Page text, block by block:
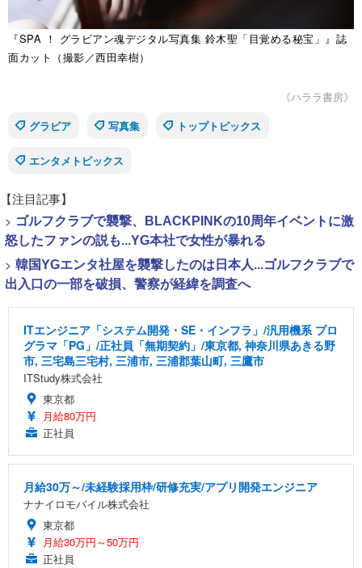
『SPA ！ グラビアン魂デジタル写真集 鈴木聖「目覚める秘宝」』誌
面カット（撮影／西田幸樹）
《ハララ書房》
グラビア
写真集 トップトピックス
エンタメトピックス
【注目記事】
> ゴルフクラブで襲撃、BLACKPINKの10周年イベントに激
怒したファンの説も...YG本社で女性が暴れる
> 韓国YGエンタ社屋を襲撃したのは日本人...ゴルフクラブで
出入口の一部を破損、警察が経緯を調査へ
ITエンジニア「システム開発・SE・インフラ」/汎用機系 プロ
グラマ「PG」/正社員「無期契約」/東京都, 神奈川県あきる野
市, 三宅島三宅村, 三浦市, 三浦郡葉山町, 三鷹市
ITStudy株式会社
東京都
月給80万円
正社員
月給30万～/未経験採用枠/研修充実/アプリ開発エンジニア
ナナイロモバイル株式会社
東京都
月給30万円～50万円
正社員